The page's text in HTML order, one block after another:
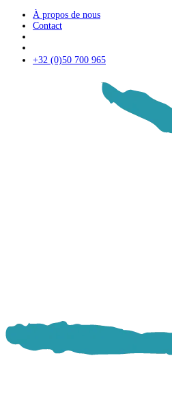
À propos de nous
Contact
+32 (0)50 700 965